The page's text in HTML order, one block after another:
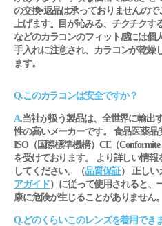
の交換•返品は承っておりませんの
上げます。目が沁みる、チクチクす
などのカラコンのフィット感には個
手入れに注意され、カラコンが乾燥
ます。
Q.このカラコンは安全ですか？
A.当社が扱う製品は、全世界に輸出
性の高いメーカーです。 食品医薬品
ISO（国際標準機構）CE（
を受けております。 より詳しい情
してください。（品質保証） 正しい
アガイド）に従って使用されると、
康に危険が生じることがありません。
Q.どのくらいこのレンズを着用でき